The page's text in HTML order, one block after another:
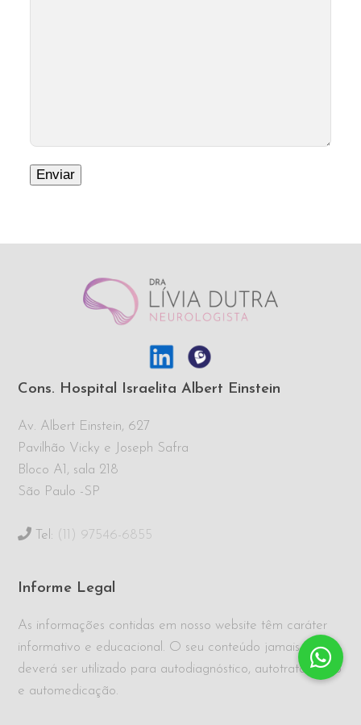
Cons. Hospital Israelita Albert Einstein
Av. Albert Einstein, 627
Pavilhão Vicky e Joseph Safra
Bloco A1, sala 218
São Paulo -SP
Tel: (11) 97546-6855
Informe Legal
As informações contidas em nosso website têm caráter
informativo e educacional. O seu conteúdo jamais
deverá ser utilizado para autodiagnóstico, autotratamento
e automedicação.